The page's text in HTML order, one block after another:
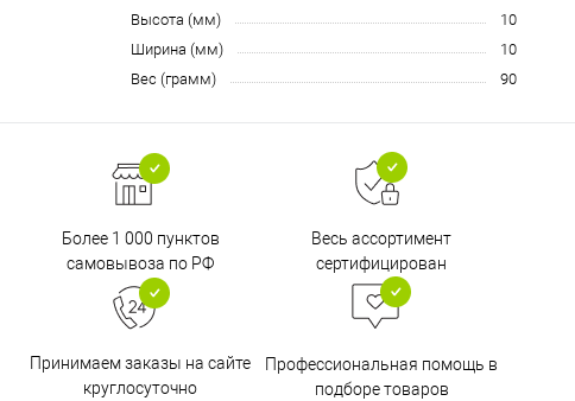
Высота (мм)
10
Ширина (мм)
10
Вес (грамм)
90
Более 1 000 пунктов
самовывоза по РФ
Весь ассортимент
сертифицирован
Принимаем заказы на сайте
круглосуточно
Профессиональная помощь в
подборе товаров